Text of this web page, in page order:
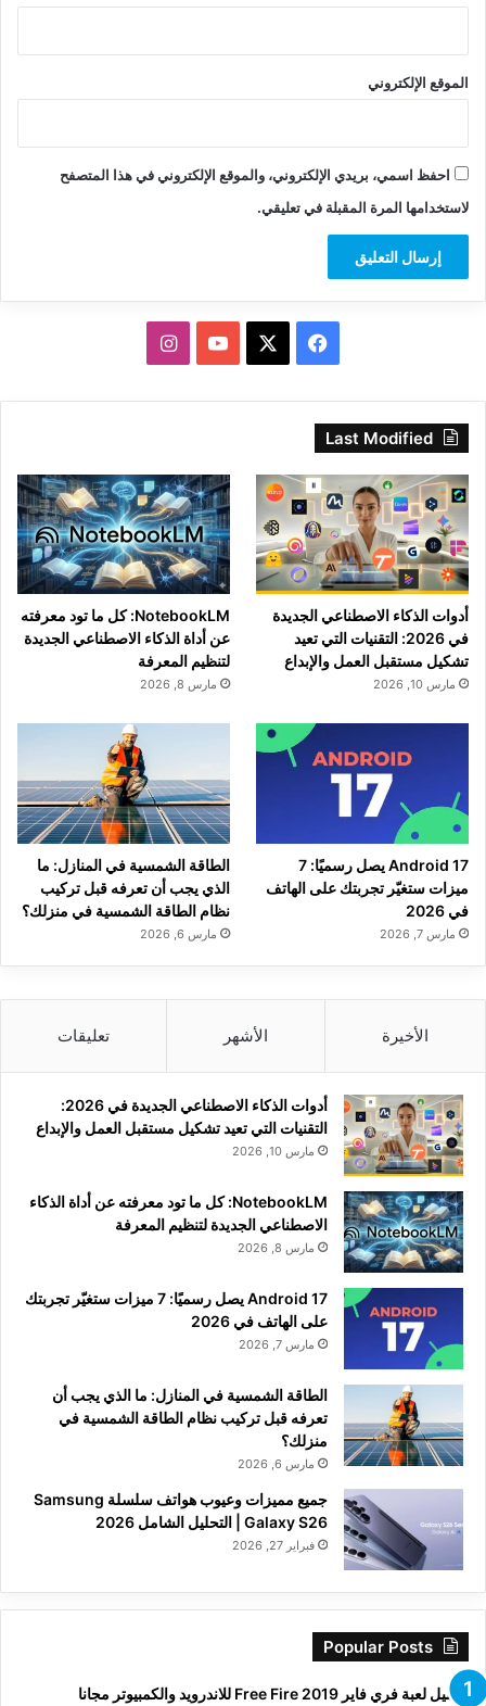
الموقع الإلكتروني
احفظ اسمي، بريدي الإلكتروني، والموقع الإلكتروني في هذا المتصفح
لاستخدامها المرة المقبلة في تعليقي.
فيسبوك ‫YouTubeانستقرام
Last Modified
أدوات الذكاء الاصطناعي الجديدة
في 2026: التقنيات التي تعيد
تشكيل مستقبل العمل والإبداع
مارس 10, 2026
NotebookLM: كل ما تود معرفته
عن أداة الذكاء الاصطناعي الجديدة
لتنظيم المعرفة
مارس 8, 2026
Android 17 يصل رسميًا: 7
ميزات ستغيّر تجربتك على الهاتف
في 2026
مارس 7, 2026
الطاقة الشمسية في المنازل: ما
الذي يجب أن تعرفه قبل تركيب
نظام الطاقة الشمسية في منزلك؟
مارس 6, 2026
الأخيرة الأشهر تعليقات
أدوات الذكاء الاصطناعي الجديدة في 2026:
التقنيات التي تعيد تشكيل مستقبل العمل والإبداع
مارس 10, 2026
NotebookLM: كل ما تود معرفته عن أداة الذكاء
الاصطناعي الجديدة لتنظيم المعرفة
مارس 8, 2026
Android 17 يصل رسميًا: 7 ميزات ستغيّر تجربتك
على الهاتف في 2026
مارس 7, 2026
الطاقة الشمسية في المنازل: ما الذي يجب أن
تعرفه قبل تركيب نظام الطاقة الشمسية في
منزلك؟
مارس 6, 2026
جميع مميزات وعيوب هواتف سلسلة Samsung
Galaxy S26 | التحليل الشامل 2026
فبراير 27, 2026
Popular Posts
تحميل لعبة فري فاير Free Fire 2019 للاندرويد والكمبيوتر مجانا